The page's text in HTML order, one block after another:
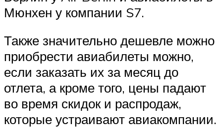
Мюнхен у компании S7.
Также значительно дешевле можно
приобрести авиабилеты можно,
если заказать их за месяц до
отлета, а кроме того, цены падают
во время скидок и распродаж,
которые устраивают авиакомпании.